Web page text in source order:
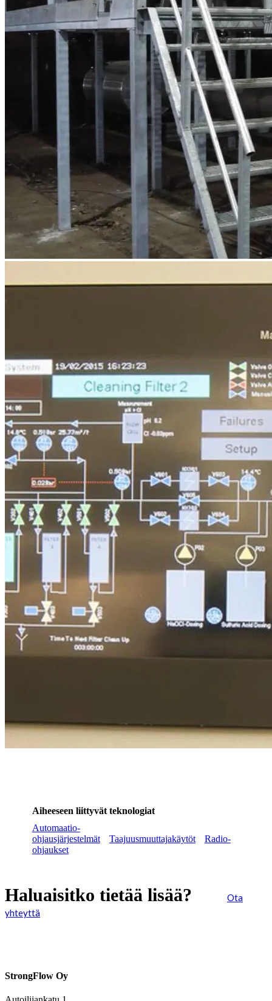
Aiheeseen liittyvät teknologiat
Automaatio-
ohjausjärjestelmät
Taajuusmuuttajakäytöt
Radio-
ohjaukset
Haluaisitko tietää lisää?
Ota
yhteyttä
StrongFlow Oy